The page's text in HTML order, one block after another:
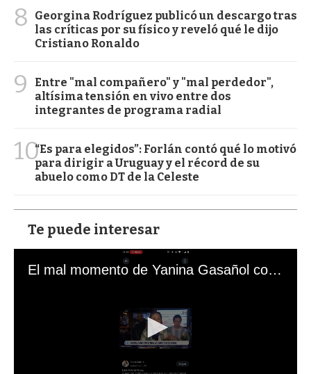
8
Georgina Rodríguez publicó un descargo tras
las críticas por su físico y reveló qué le dijo
Cristiano Ronaldo
9
Entre "mal compañero" y "mal perdedor",
altísima tensión en vivo entre dos
integrantes de programa radial
10“Es para elegidos”: Forlán contó qué lo motivó
para dirigir a Uruguay y el récord de su
abuelo como DT de la Celeste
Te puede interesar
El mal momento de Yanina Gasañol con un hincha argentino en "Subrayado"